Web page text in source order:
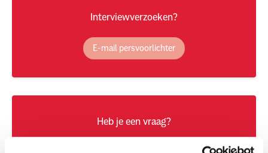
Interviewverzoeken?
E-mail persvoorlichter
Heb je een vraag?